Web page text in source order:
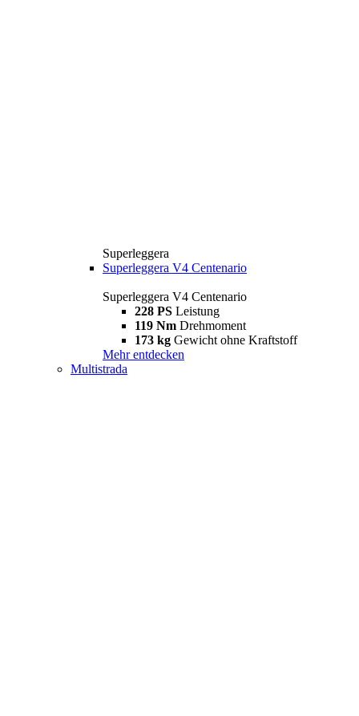
Superleggera
Superleggera V4 Centenario
Superleggera V4 Centenario
228 PS Leistung
119 Nm Drehmoment
173 kg Gewicht ohne Kraftstoff
Mehr entdecken
Multistrada